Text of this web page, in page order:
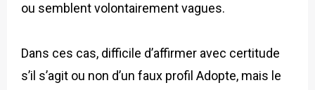
ou semblent volontairement vagues.
Dans ces cas, difficile d’affirmer avec certitude
s’il s’agit ou non d’un faux profil Adopte, mais le